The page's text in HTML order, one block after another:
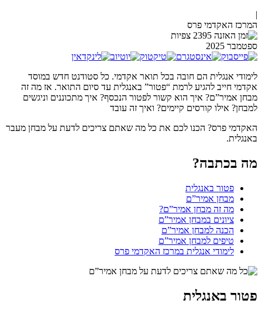
|
המרכז האקדמי פרס
2395 צפיות
ספטמבר 2025
לימודי אנגלית הם חובה בכל תואר אקדמי. כל סטודנט חדש במוסד
אקדמי חייב להגיע לרמת “פטור” באנגלית עד סיום התואר. אז מה זה
מבחן אמיר”ם? איך הוא קשור לפטור הנכסף? איך מתכוננים וניגשים
למבחן? אילו קורסים קיימים? ואיך זה עובד
האקדמי פרס? הכנו לכם את כל מה שאתם צריכים לדעת על מבחן מעבר
באנגלית.
מה בכתבה?
פטור באנגלית
מבחן אמיר”ם
מה זה מבחן אמיר”ם?
ציונים במבחן אמיר”ם
הכנה למבחן אמיר”ם
טיפים למבחן אמיר”ם
לימודי אנגלית במרכז האקדמי פרס
פטור באנגלית